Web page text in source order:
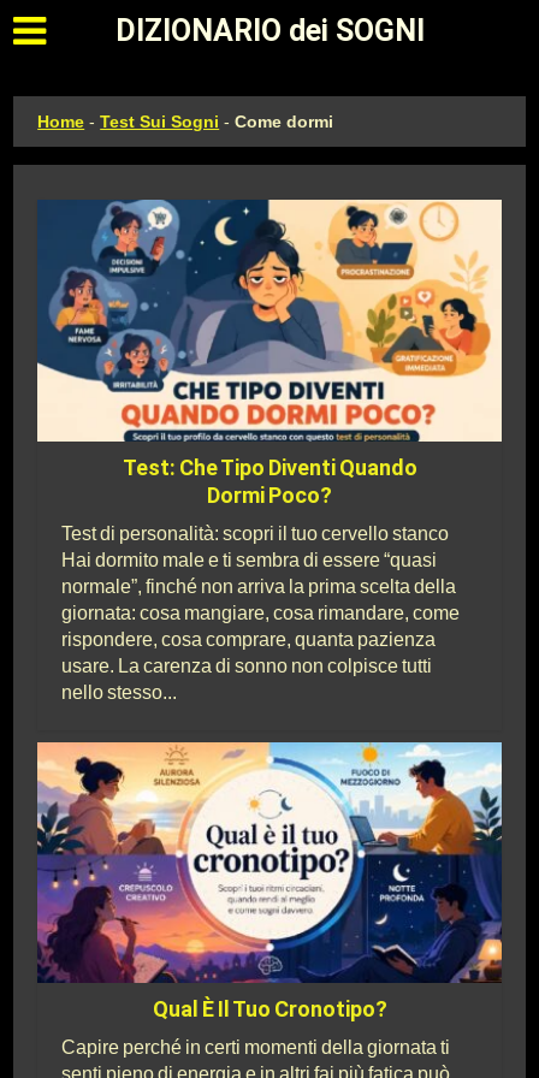
Apri il menu principale
DIZIONARIO dei SOGNI
Home -Test Sui Sogni -Come dormi
Test: Che Tipo Diventi Quando
Dormi Poco?
Test di personalità: scopri il tuo cervello stanco
Hai dormito male e ti sembra di essere “quasi
normale”, finché non arriva la prima scelta della
giornata: cosa mangiare, cosa rimandare, come
rispondere, cosa comprare, quanta pazienza
usare. La carenza di sonno non colpisce tutti
nello stesso...
Qual È Il Tuo Cronotipo?
Capire perché in certi momenti della giornata ti
senti pieno di energia e in altri fai più fatica può